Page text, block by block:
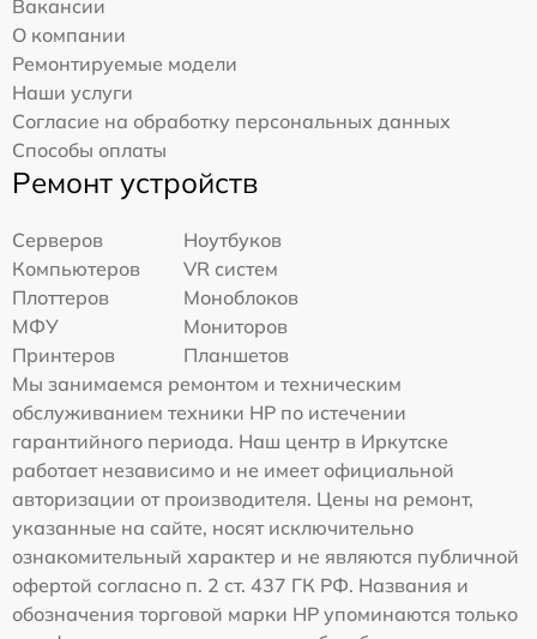
Вакансии
О компании
Ремонтируемые модели
Наши услуги
Согласие на обработку персональных данных
Способы оплаты
Ремонт устройств
Серверов
Ноутбуков
Компьютеров
VR систем
Плоттеров
Моноблоков
МФУ
Мониторов
Принтеров
Планшетов
Мы занимаемся ремонтом и техническим
обслуживанием техники HP по истечении
гарантийного периода. Наш центр в Иркутске
работает независимо и не имеет официальной
авторизации от производителя. Цены на ремонт,
указанные на сайте, носят исключительно
ознакомительный характер и не являются публичной
офертой согласно п. 2 ст. 437 ГК РФ. Названия и
обозначения торговой марки HP упоминаются только